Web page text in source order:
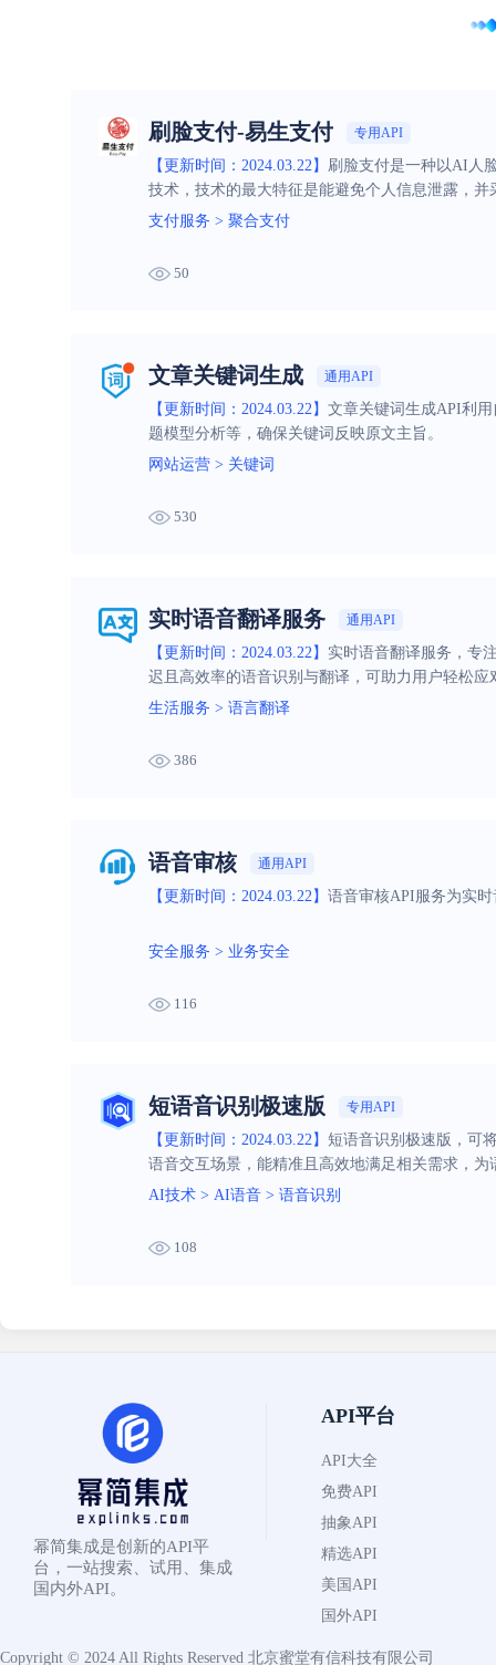
刷脸支付-易生支付 专用API
【更新时间：2024.03.22】 刷脸支付是一种以AI人
技术，技术的最大特征是能避免个人信息泄露，
支付服务 > 聚合支付
50
文章关键词生成 通用API
【更新时间：2024.03.22】 文章关键词生成API利
题模型分析等，确保关键词反映原文主旨。
网站运营 > 关键词
530
实时语音翻译服务 通用API
【更新时间：2024.03.22】 实时语音翻译服务，专
迟且高效率的语音识别与翻译，可助力用户轻松应
生活服务 > 语言翻译
386
语音审核 通用API
【更新时间：2024.03.22】 语音审核API服务为实
安全服务 > 业务安全
116
短语音识别极速版 专用API
【更新时间：2024.03.22】 短语音识别极速版，可
语音交互场景，能精准且高效地满足相关需求，
AI技术 > AI语音 > 语音识别
108
幂简集成是创新的API平
台，一站搜索、试用、集成
国内外API。
API平台
API大全
免费API
抽象API
精选API
美国API
国外API
Copyright © 2024 All Rights Reserved 北京蜜堂有信科技有限公司